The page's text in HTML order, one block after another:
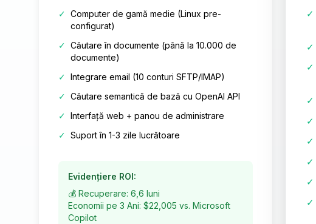
✓ Computer de gamă medie (Linux pre-
configurat)
✓ Căutare în documente (până la 10.000 de
documente)
✓ Integrare email (10 conturi SFTP/IMAP)
✓ Căutare semantică de bază cu OpenAI API
✓ Interfață web + panou de administrare
✓ Suport în 1-3 zile lucrătoare
Evidențiere ROI:
💰 Recuperare: 6,6 luni
Economii pe 3 Ani: $22,005 vs. Microsoft
Copilot
✓
✓
✓
✓
✓
✓
✓
✓
✓